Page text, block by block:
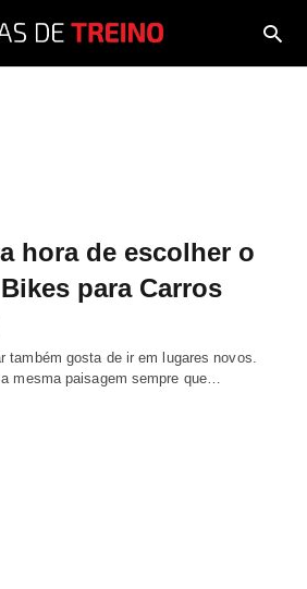
hora de escolher o
para Carros
também gosta de ir em lugares novos.
mesma paisagem sempre que…